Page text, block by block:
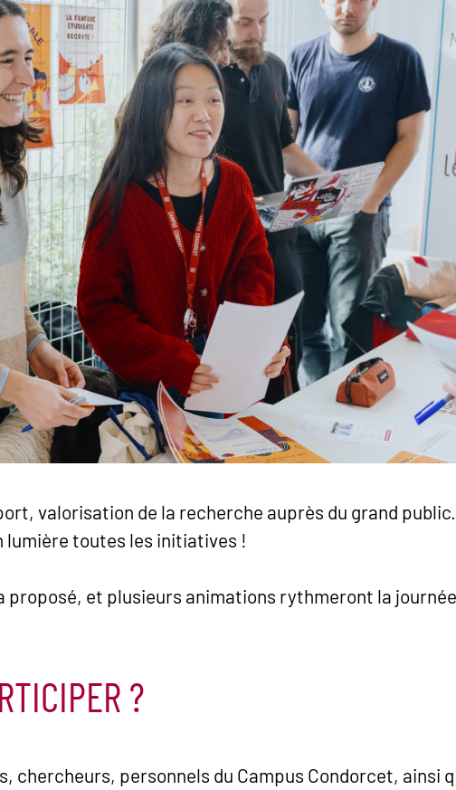
valorisation de la recherche auprès du grand
lumière toutes les initiatives !
proposé, et plusieurs animations rythmeront la
?
chercheurs, personnels du Campus Condorcet, ainsi